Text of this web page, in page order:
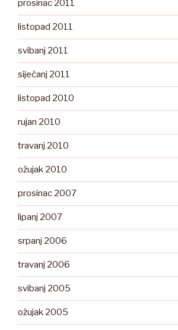
prosinac 2011
listopad 2011
svibanj 2011
siječanj 2011
listopad 2010
rujan 2010
travanj 2010
ožujak 2010
prosinac 2007
lipanj 2007
srpanj 2006
travanj 2006
svibanj 2005
ožujak 2005